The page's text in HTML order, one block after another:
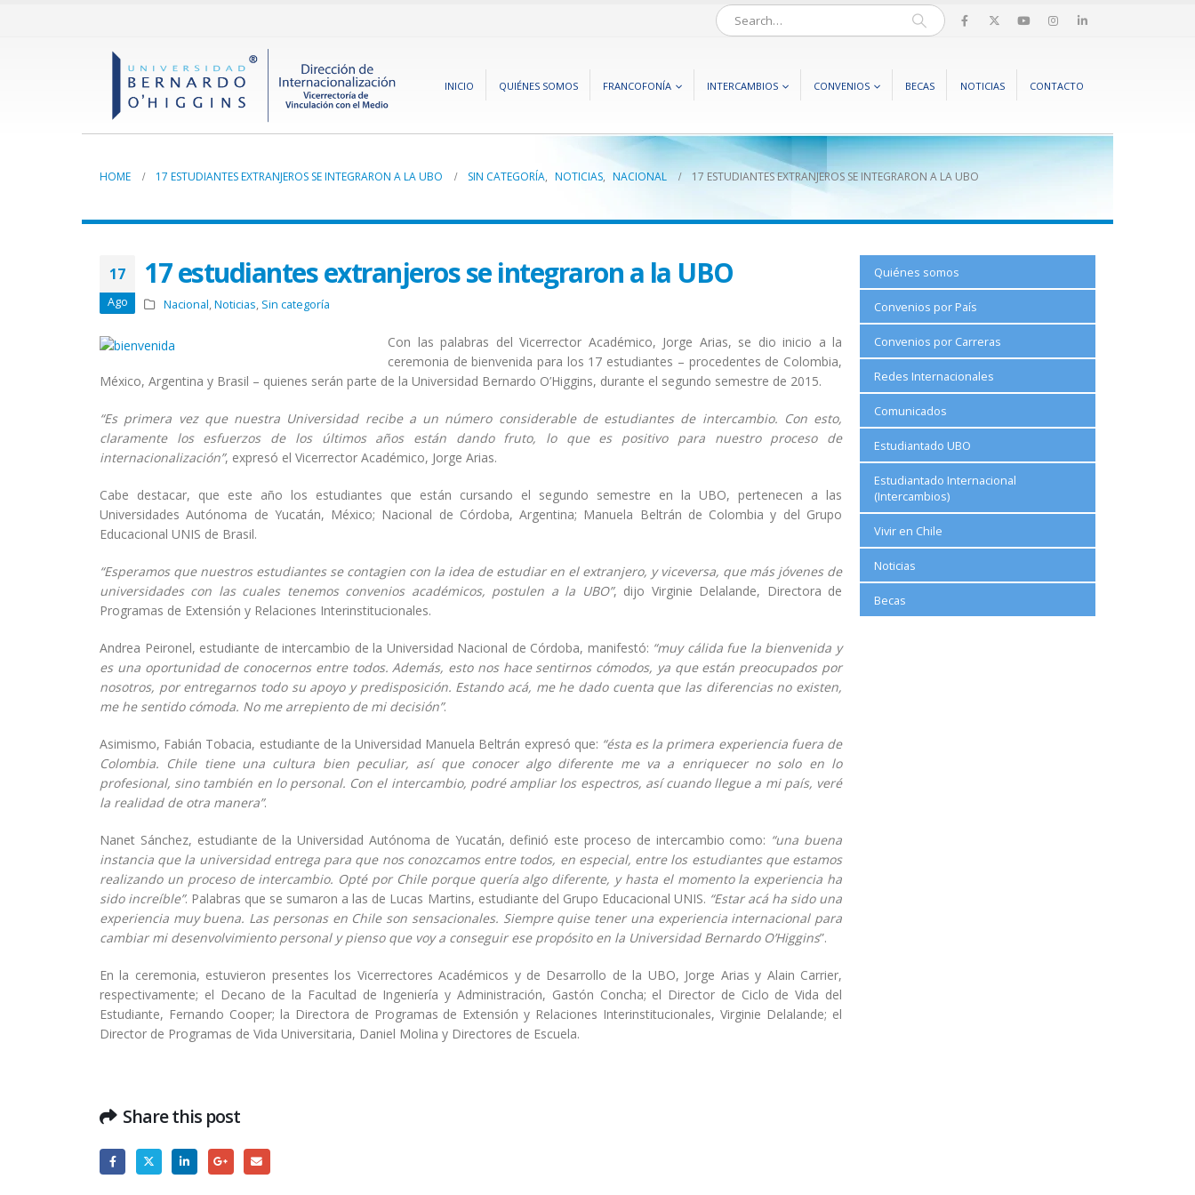
INICIO QUIÉNES SOMOS FRANCOFONÍA INTERCAMBIOS CONVENIOS BECAS NOTICIAS CONTACTO
HOME 17 ESTUDIANTES EXTRANJEROS SE INTEGRARON A LA UBO SIN CATEGORÍA, NOTICIAS, NACIONAL 17 ESTUDIANTES EXTRANJEROS SE INTEGRARON A LA UBO
17
Ago
17 estudiantes extranjeros se integraron a la UBO
Nacional,Noticias, Sin categoría
Con las palabras del Vicerrector Académico, Jorge Arias, se dio inicio a la
ceremonia de bienvenida para los 17 estudiantes – procedentes de Colombia,
México, Argentina y Brasil – quienes serán parte de la Universidad Bernardo O’Higgins, durante el segundo semestre de 2015.
“Es primera vez que nuestra Universidad recibe a un número considerable de estudiantes de intercambio. Con esto,
claramente los esfuerzos de los últimos años están dando fruto, lo que es positivo para nuestro proceso de
internacionalización”, expresó el Vicerrector Académico, Jorge Arias.
Cabe destacar, que este año los estudiantes que están cursando el segundo semestre en la UBO, pertenecen a las
Universidades Autónoma de Yucatán, México; Nacional de Córdoba, Argentina; Manuela Beltrán de Colombia y del Grupo
Educacional UNIS de Brasil.
“Esperamos que nuestros estudiantes se contagien con la idea de estudiar en el extranjero, y viceversa, que más jóvenes de
universidades con las cuales tenemos convenios académicos, postulen a la UBO”, dijo Virginie Delalande, Directora de
Programas de Extensión y Relaciones Interinstitucionales.
Andrea Peironel, estudiante de intercambio de la Universidad Nacional de Córdoba, manifestó: “muy cálida fue la bienvenida y
es una oportunidad de conocernos entre todos. Además, esto nos hace sentirnos cómodos, ya que están preocupados por
nosotros, por entregarnos todo su apoyo y predisposición. Estando acá, me he dado cuenta que las diferencias no existen,
me he sentido cómoda. No me arrepiento de mi decisión”.
Asimismo, Fabián Tobacia, estudiante de la Universidad Manuela Beltrán expresó que: “ésta es la primera experiencia fuera de
Colombia. Chile tiene una cultura bien peculiar, así que conocer algo diferente me va a enriquecer no solo en lo
profesional, sino también en lo personal. Con el intercambio, podré ampliar los espectros, así cuando llegue a mi país, veré
la realidad de otra manera”.
Nanet Sánchez, estudiante de la Universidad Autónoma de Yucatán, definió este proceso de intercambio como: “una buena
instancia que la universidad entrega para que nos conozcamos entre todos, en especial, entre los estudiantes que estamos
realizando un proceso de intercambio. Opté por Chile porque quería algo diferente, y hasta el momento la experiencia ha
sido increíble”. Palabras que se sumaron a las de Lucas Martins, estudiante del Grupo Educacional UNIS. “Estar acá ha sido una
experiencia muy buena. Las personas en Chile son sensacionales. Siempre quise tener una experiencia internacional para
cambiar mi desenvolvimiento personal y pienso que voy a conseguir ese propósito en la Universidad Bernardo O’Higgins”.
En la ceremonia, estuvieron presentes los Vicerrectores Académicos y de Desarrollo de la UBO, Jorge Arias y Alain Carrier,
respectivamente; el Decano de la Facultad de Ingeniería y Administración, Gastón Concha; el Director de Ciclo de Vida del
Estudiante, Fernando Cooper; la Directora de Programas de Extensión y Relaciones Interinstitucionales, Virginie Delalande; el
Director de Programas de Vida Universitaria, Daniel Molina y Directores de Escuela.
Share this post
Quiénes somos
Convenios por País
Convenios por Carreras
Redes Internacionales
Comunicados
Estudiantado UBO
Estudiantado Internacional
(Intercambios)
Vivir en Chile
Noticias
Becas